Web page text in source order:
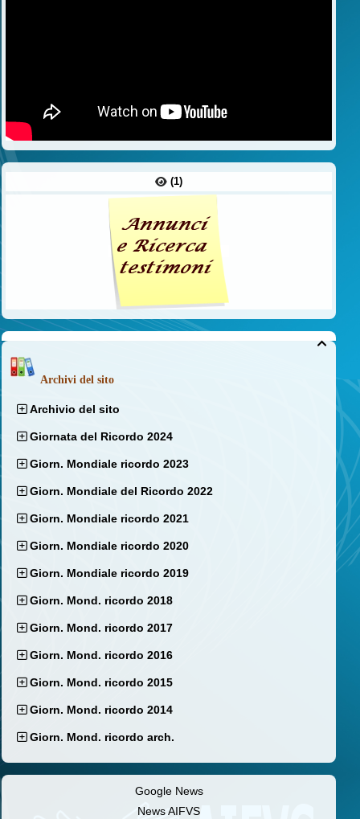
(1)

Archivi del sito
Archivio del sito
Giornata del Ricordo 2024
Giorn. Mondiale ricordo 2023
Giorn. Mondiale del Ricordo 2022
Giorn. Mondiale ricordo 2021
Giorn. Mondiale ricordo 2020
Giorn. Mondiale ricordo 2019
Giorn. Mond. ricordo 2018
Giorn. Mond. ricordo 2017
Giorn. Mond. ricordo 2016
Giorn. Mond. ricordo 2015
Giorn. Mond. ricordo 2014
Giorn. Mond. ricordo arch.
Google News
News AIFVS